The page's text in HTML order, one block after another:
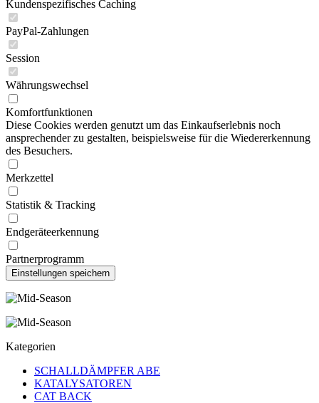
Kundenspezifisches Caching
PayPal-Zahlungen
Session
Währungswechsel
Komfortfunktionen
Diese Cookies werden genutzt um das Einkaufserlebnis noch
ansprechender zu gestalten, beispielsweise für die Wiedererkennung
des Besuchers.
Merkzettel
Statistik & Tracking
Endgeräteerkennung
Partnerprogramm
Kategorien
SCHALLDÄMPFER ABE
KATALYSATOREN
CAT BACK